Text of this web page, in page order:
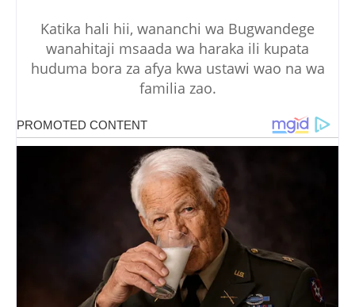
Katika hali hii, wananchi wa Bugwandege
wanahitaji msaada wa haraka ili kupata
huduma bora za afya kwa ustawi wao na wa
familia zao.